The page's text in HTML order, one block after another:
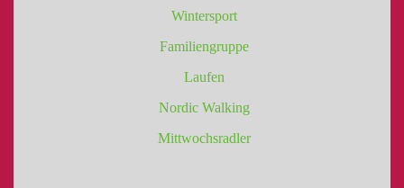
Wintersport
Familiengruppe
Laufen
Nordic Walking
Mittwochsradler